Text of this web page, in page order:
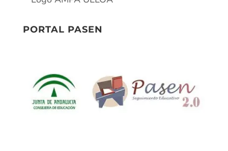
PORTAL PASEN